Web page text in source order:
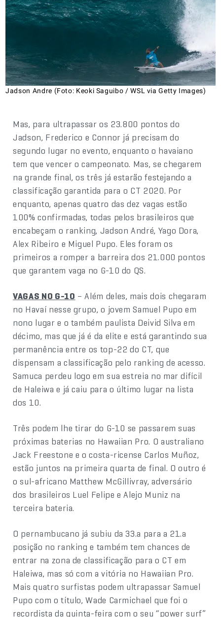
Jadson Andre (Foto: Keoki Saguibo / WSL via Getty Images)
Mas, para ultrapassar os 23.800 pontos do
Jadson, Frederico e Connor já precisam do
segundo lugar no evento, enquanto o havaiano
tem que vencer o campeonato. Mas, se chegarem
na grande final, os três já estarão festejando a
classificação garantida para o CT 2020. Por
enquanto, apenas quatro das dez vagas estão
100% confirmadas, todas pelos brasileiros que
encabeçam o ranking, Jadson André, Yago Dora,
Alex Ribeiro e Miguel Pupo. Eles foram os
primeiros a romper a barreira dos 21.000 pontos
que garantem vaga no G-10 do QS.
VAGAS NO G-10 – Além deles, mais dois chegaram
no Havaí nesse grupo, o jovem Samuel Pupo em
nono lugar e o também paulista Deivid Silva em
décimo, mas que já é da elite e está garantindo sua
permanência entre os top-22 do CT, que
dispensam a classificação pelo ranking de acesso.
Samuca perdeu logo em sua estreia no mar difícil
de Haleiwa e já caiu para o último lugar na lista
dos 10.
Três podem lhe tirar do G-10 se passarem suas
próximas baterias no Hawaiian Pro. O australiano
Jack Freestone e o costa-ricense Carlos Muñoz,
estão juntos na primeira quarta de final. O outro é
o sul-africano Matthew McGillivray, adversário
dos brasileiros Luel Felipe e Alejo Muniz na
terceira bateria.
O pernambucano já subiu da 33.a para a 21.a
posição no ranking e também tem chances de
entrar na zona de classificação para o CT em
Haleiwa, mas só com a vitória no Hawaiian Pro.
Mais quatro surfistas podem ultrapassar Samuel
Pupo com o título, Wade Carmichael que foi o
recordista da quinta-feira com o seu “power surf”